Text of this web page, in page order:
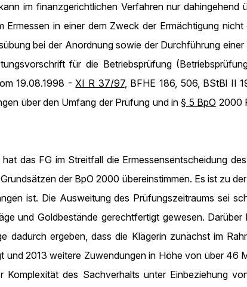
im finanzgerichtlichen Verfahren nur
Ermessen in einer dem Zweck der Ermächtigung
bei der Anordnung sowie der Durchführung
für die Betriebsprüfung
19.08.1998 -XI R 37/97, BFHE 186, 506, BStBl II
über den Umfang der Prüfung und in§ 5 BpO 2000
das FG im Streitfall die Ermessensentscheidung
der BpO 2000 übereinstimmen. Es ist zu
ist. Die Ausweitung des Prüfungszeitraums sei
und Goldbestände gerechtfertigt gewesen.
dadurch ergeben, dass die Klägerin zunächst im
2013 weitere Zuwendungen in Höhe von über 46
des Sachverhalts unter Einbeziehung